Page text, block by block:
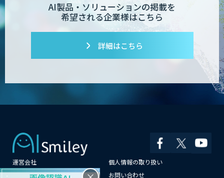
展示会の名刺を商談に変える
「GenLead」
AI製品・ソリューションの掲載を
希望される企業様はこちら
詳細はこちら
運営会社
個人情報の取り扱い
よくある質問
お問い合わせ